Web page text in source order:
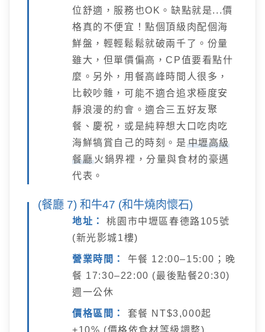
位舒適，服務也OK。缺點就是...價
格真的不便宜！點個頂級肉配個海
鮮盤，輕輕鬆鬆就破兩千了。份量
雖大，但單價偏高，CP值要看點什
麼。另外，用餐高峰時間人很多，
比較吵雜，可能不適合追求極度安
靜浪漫的約會。適合三五好友聚
餐、慶祝，或是純粹想大口吃肉吃
海鮮犒賞自己的時刻。是 中壢高級
餐廳 火鍋界裡，分量與食材的豪邁
代表。
(餐廳 7) 和牛47 (和牛燒肉懷石)
地址：
桃園市中壢區春德路105號
(新光影城1樓)
營業時間：
午餐 12:00–15:00；晚
餐 17:30–22:00 (最後點餐20:30)
週一公休
價格區間：
套餐 NT$3,000起